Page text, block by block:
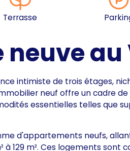
Terrasse
neuve
intimiste de trois étages,
neuf offre un cadre
essentielles telles que
d'appartements neufs,
129 m². Ces logements sont